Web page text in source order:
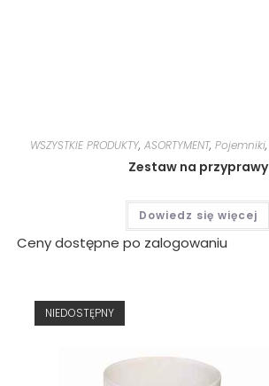
WSZYSTKIE PRODUKTY, ASORTYMENT, Pojemniki,
Zestaw na przyprawy
Dowiedz się więcej
Ceny dostępne po zalogowaniu
NIEDOSTĘPNY